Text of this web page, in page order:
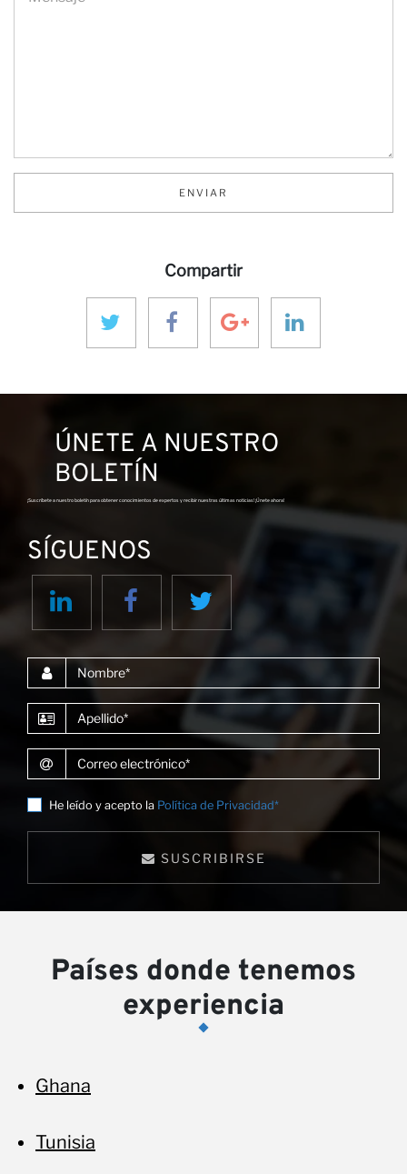
ENVIAR
Compartir
ÚNETE A NUESTRO
BOLETÍN
¡Suscríbete a nuestro boletín para obtener conocimientos de expertos y recibir nuestras últimas noticias! ¡Únete ahora!
SÍGUENOS
Nombre
Apellido
Correo electrónico
He leído y acepto la Política de Privacidad*
SUSCRIBIRSE
Países donde tenemos
experiencia
Ghana
Tunisia